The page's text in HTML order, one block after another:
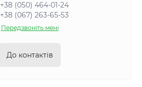
+38 (050) 464-01-24
+38 (067) 263-65-53
Передзвоніть мені
До контактів